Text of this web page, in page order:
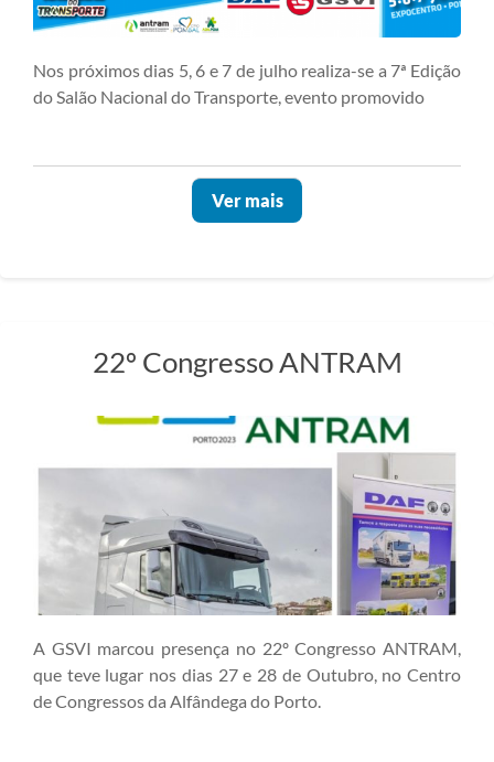
Nos próximos dias 5, 6 e 7 de julho realiza-se a 7ª Edição
do Salão Nacional do Transporte, evento promovido
Ver mais
22º Congresso ANTRAM
A GSVI marcou presença no 22º Congresso ANTRAM,
que teve lugar nos dias 27 e 28 de Outubro, no Centro
de Congressos da Alfândega do Porto.